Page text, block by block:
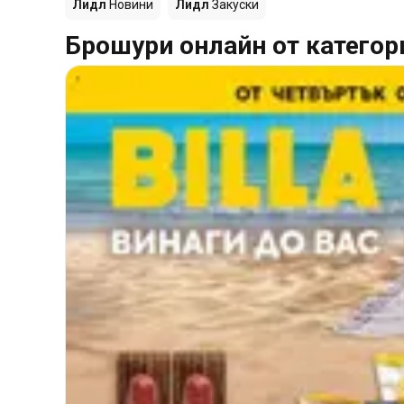
Лидл Новини Лидл Закуски
Брошури онлайн от